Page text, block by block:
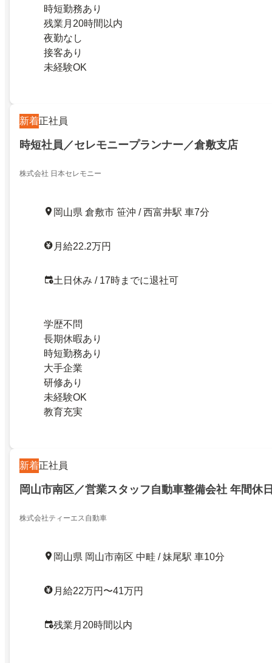
時短勤務あり
残業月20時間以内
夜勤なし
接客あり
未経験OK
新着正社員
時短社員／セレモニープランナー／倉敷支店
株式会社 日本セレモニー
岡山県 倉敷市 笹沖 / 西富井駅 車7分
月給22.2万円
土日休み / 17時までに退社可
学歴不問
長期休暇あり
時短勤務あり
大手企業
研修あり
未経験OK
教育充実
新着正社員
岡山市南区／営業スタッフ自動車整備会社 年間休
株式会社ティーエス自動車
岡山県 岡山市南区 中畦 / 妹尾駅 車10分
月給22万円〜41万円
残業月20時間以内